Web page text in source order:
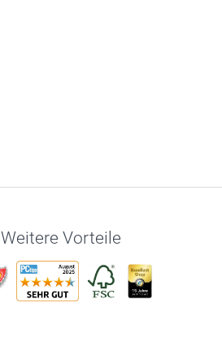
Weitere Vorteile